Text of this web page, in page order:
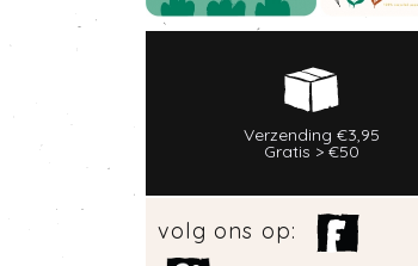
Verzending €3,95
Gratis > €50
volg ons op: